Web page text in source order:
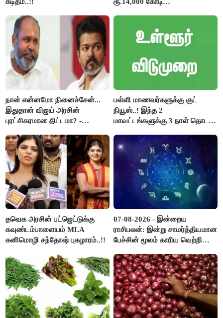
நான் என்னமோ நினைச்சேன்...
இதுதான் விஜய் அரசின்
புரட்சிகரமான திட்டமா? -
பள்ளி மாணவர்களுக்கு குட்
நியூஸ்..! இந்த 2
மாவட்டங்களுக்கு 3 நாள் தொடர்
தவெக அரசின் பட்ஜெட்டுக்கு
கவுண்டம்பாளையம் MLA
கனிமொழி சந்தோஷ் புகழாரம்..!!
07-08-2026 - இன்றைய
ராசிபலன்: இன்று சாமர்த்தியமான
பேச்சின் மூலம் காரிய வெற்றி
பொறுப்புகளை ஒப்படைப்பதில்
கவனம் தேவை..!